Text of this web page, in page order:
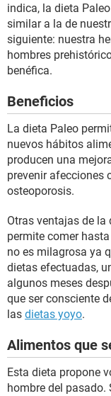
indica, la dieta
similar a la de
siguiente: nuestra
hombres
benéfica.
Beneficios
La dieta Paleo
nuevos hábitos
producen una
prevenir afecciones
osteoporosis.
Otras ventajas de la
permite comer
no es milagrosa ya
dietas efectuadas,
algunos meses
que ser consciente
las dietas yoyo.
Alimentos que
Esta dieta propone
hombre del pasado.